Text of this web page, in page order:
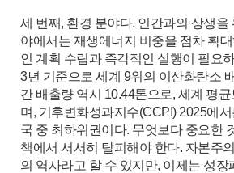
세 번째, 환경 분야다. 인간과의 상생을
야에서는 재생에너지 비중을 점차 확
인 계획 수립과 즉각적인 실행이 필요
3년 기준으로 세계 9위의 이산화탄소
간 배출량 역시 10.44톤으로, 세계 평
며, 기후변화성과지수(CCPI) 2025에
국 중 최하위권이다. 무엇보다 중요한
책에서 서서히 탈피해야 한다. 자본주
의 역사라고 할 수 있지만, 이제는 성